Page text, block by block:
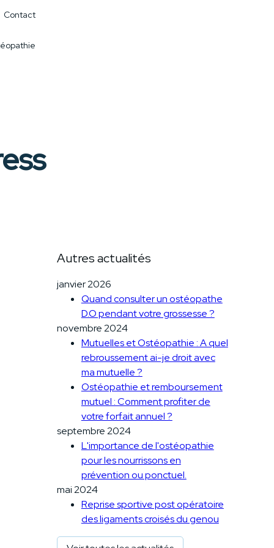
Contact
Autres actualités
janvier 2026
Quand consulter un ostéopathe
D.O pendant votre grossesse ?
novembre 2024
Mutuelles et Ostéopathie : A quel
rebroussement ai-je droit avec
ma mutuelle ?
Ostéopathie et remboursement
mutuel : Comment profiter de
votre forfait annuel ?
septembre 2024
L'importance de l'ostéopathie
pour les nourrissons en
prévention ou ponctuel.
mai 2024
Reprise sportive post opératoire
des ligaments croisés du genou